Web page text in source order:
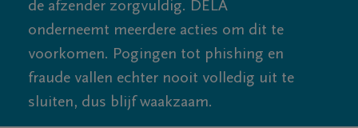
de afzender zorgvuldig. DELA
onderneemt meerdere acties om dit te
voorkomen. Pogingen tot phishing en
fraude vallen echter nooit volledig uit te
sluiten, dus blijf waakzaam.